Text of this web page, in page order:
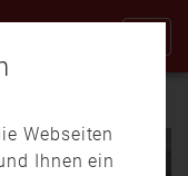
14:40
Webseiten
Ihnen ein